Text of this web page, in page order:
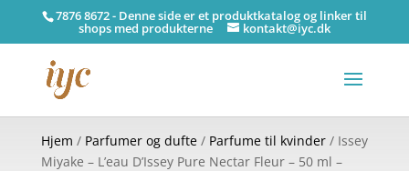
7876 8672 - Denne side er et produktkatalog og linker til
shops med produkterne kontakt@iyc.dk
Hjem / Parfumer og dufte/ Parfume til kvinder/ Issey
Miyake – L’eau D’Issey Pure Nectar Fleur – 50 ml –